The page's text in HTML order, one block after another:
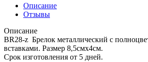
Описание
Отзывы
Описание
BR28-z Брелок металлический с
вставками. Размер 8,5смх4см.
Срок изготовления от 5 дней.